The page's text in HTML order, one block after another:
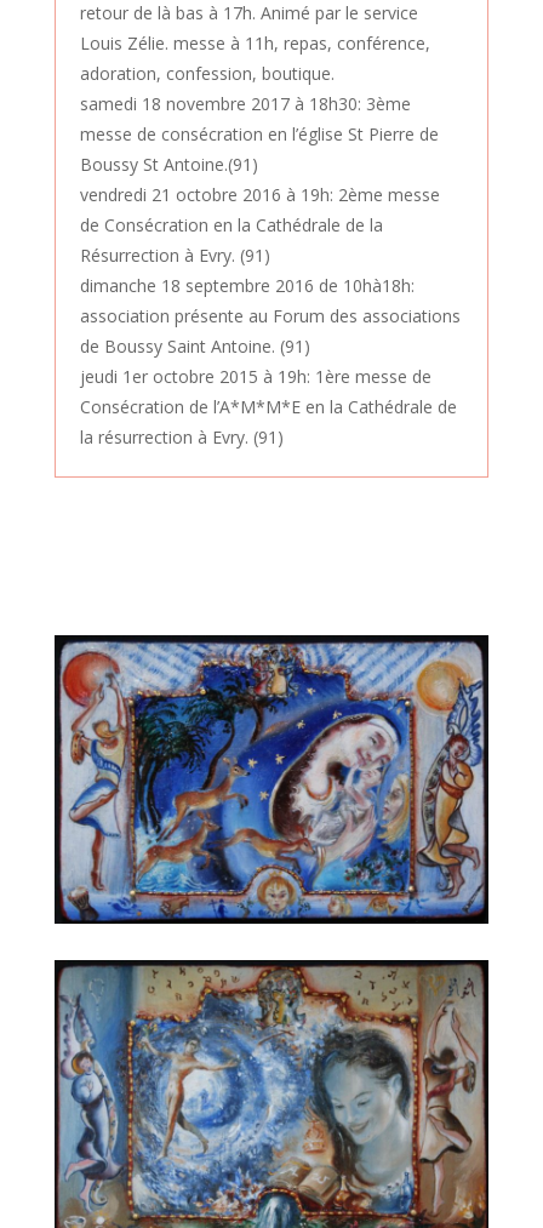
retour de là bas à 17h. Animé par le service
Louis Zélie. messe à 11h, repas, conférence,
adoration, confession, boutique.
samedi 18 novembre 2017 à 18h30: 3ème
messe de consécration en l’église St Pierre de
Boussy St Antoine.(91)
vendredi 21 octobre 2016 à 19h: 2ème messe
de Consécration en la Cathédrale de la
Résurrection à Evry. (91)
dimanche 18 septembre 2016 de 10hà18h:
association présente au Forum des associations
de Boussy Saint Antoine. (91)
jeudi 1er octobre 2015 à 19h: 1ère messe de
Consécration de l’A*M*M*E en la Cathédrale de
la résurrection à Evry. (91)